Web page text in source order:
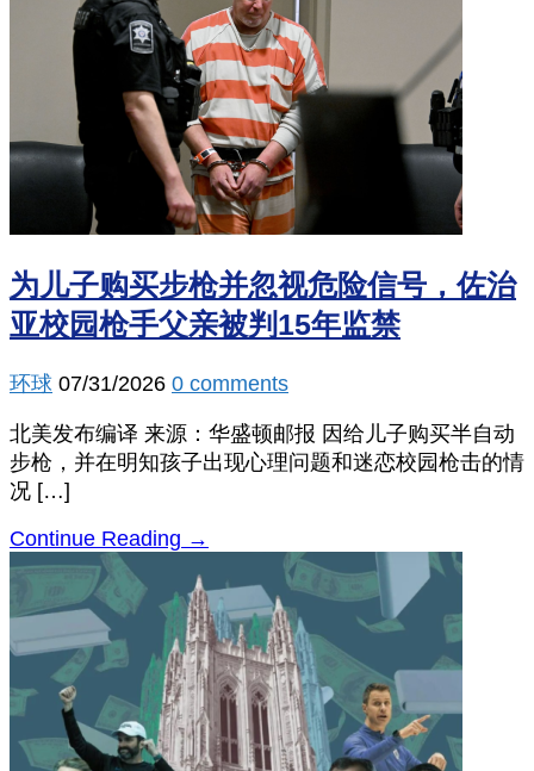
为儿子购买步枪并忽视危险信号，佐治
亚校园枪手父亲被判15年监禁
环球 07/31/2026 0 comments
北美发布编译 来源：华盛顿邮报 因给儿子购买半自动
步枪，并在明知孩子出现心理问题和迷恋校园枪击的情
况 […]
Continue Reading →